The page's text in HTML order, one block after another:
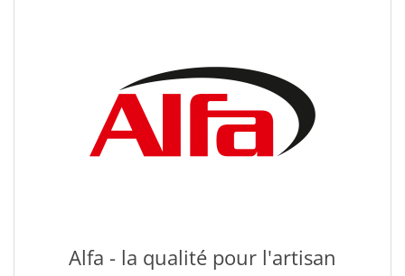
Alfa - la qualité pour l'artisan